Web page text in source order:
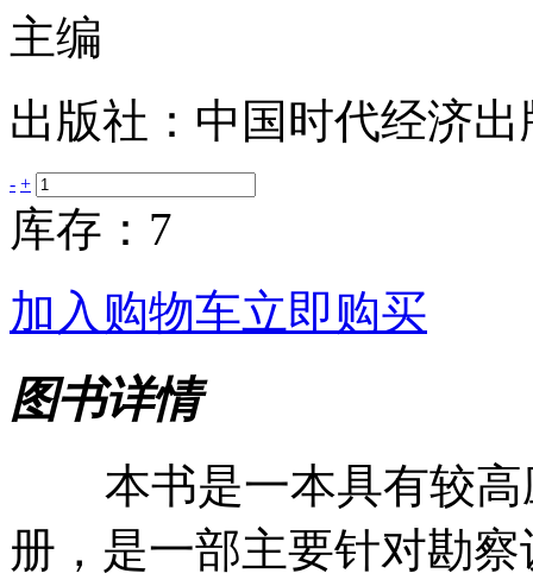
主编
出版社：中国时代经济出
- +
库存：7
加入购物车立即购买
图书详情
本书是一本具有较高
册，是一部主要针对勘